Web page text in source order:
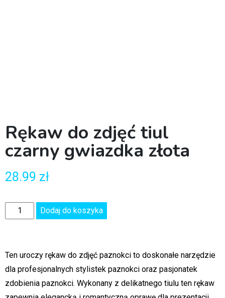
Rękaw do zdjęć tiul
czarny gwiazdka złota
28.99 zł
Dodaj do koszyka
Ten uroczy rękaw do zdjęć paznokci to doskonałe narzędzie
dla profesjonalnych stylistek paznokci oraz pasjonatek
zdobienia paznokci. Wykonany z delikatnego tiulu ten rękaw